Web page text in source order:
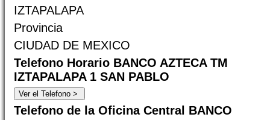
IZTAPALAPA
Provincia
CIUDAD DE MEXICO
Telefono Horario BANCO AZTECA TM
IZTAPALAPA 1 SAN PABLO
Telefono de la Oficina Central BANCO